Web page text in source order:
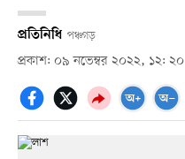
প্রতিনিধি পঞ্চগড়
প্রকাশ: ০৯ নভেম্বর ২০২২, ১২: ২০